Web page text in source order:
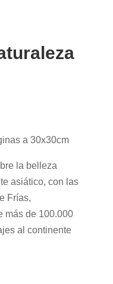
a 30x30cm
la belleza
asiático, con las
Frías,
más de 100.000
al continente